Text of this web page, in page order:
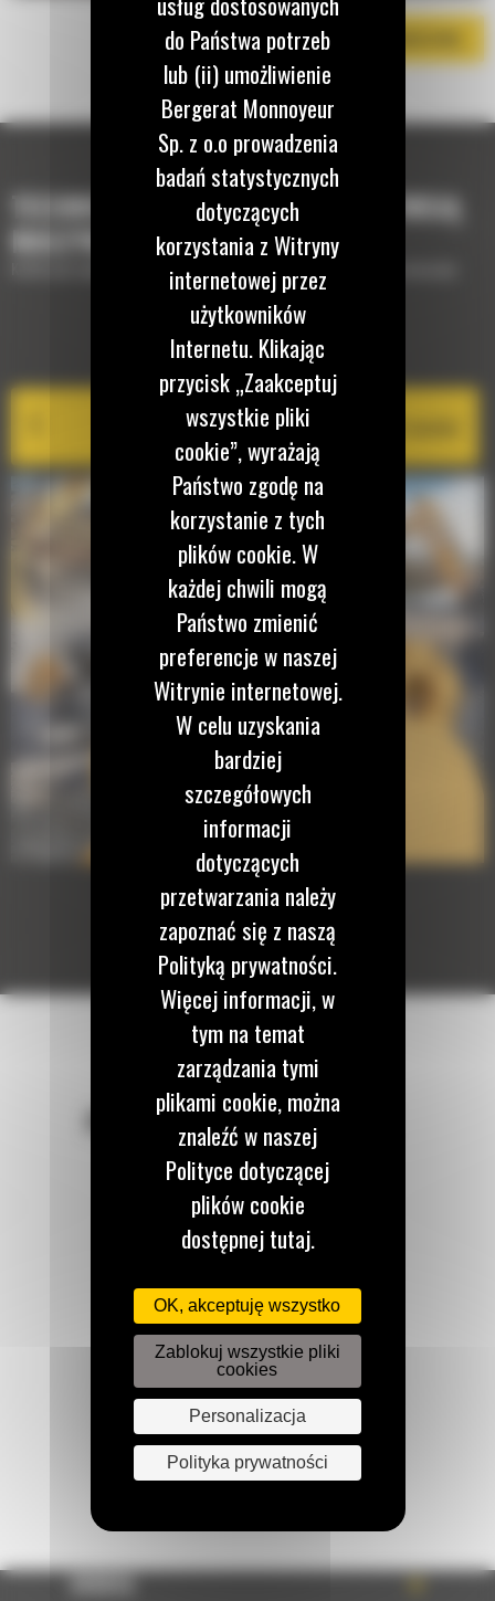
TECHNOLOGIE, KTÓRE UZUPEŁNIĄ TWOJĄ
MASZYNĘ
Krótki opis wyposażenia lub technologii potrzebnych do uzupełnienia maszyny
EQUIPMENT MANAGEMENT
Cat PL161 Attachment Locator
POZOSTAŃMY W KONTAKCIE
122 100 122
Napisz do nas
WYŚLIJ WIADOMOŚĆ
OFERTA
do Państwa potrzeb
lub (ii) umożliwienie
Bergerat Monnoyeur
Sp. z o.o prowadzenia
badań statystycznych
dotyczących
korzystania z Witryny
internetowej przez
użytkowników
Internetu. Klikając
przycisk „Zaakceptuj
wszystkie pliki
cookie”, wyrażają
Państwo zgodę na
korzystanie z tych
plików cookie. W
każdej chwili mogą
Państwo zmienić
preferencje w naszej
Witrynie internetowej.
W celu uzyskania
bardziej
szczegółowych
informacji
dotyczących
przetwarzania należy
zapoznać się z naszą
Polityką prywatności.
Więcej informacji, w
tym na temat
zarządzania tymi
plikami cookie, można
znaleźć w naszej
Polityce dotyczącej
plików cookie
dostępnej tutaj.
OK, akceptuję wszystko
Zablokuj wszystkie pliki
cookies
Personalizacja
Polityka prywatności